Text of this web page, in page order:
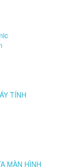
TÍNH
MÀN HÌNH